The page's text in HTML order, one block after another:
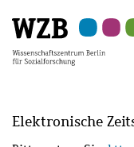
Hauptinhalt
springen
Navigation
springen
Suche
springen
Sekundärnavigation
springen
Fußzeile
springen
Elektronische